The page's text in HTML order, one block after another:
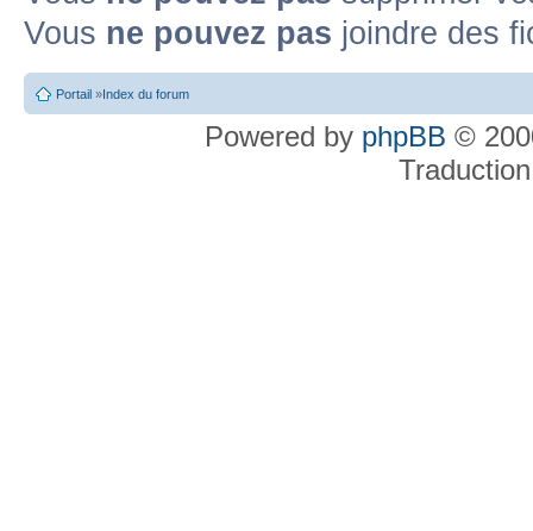
Vous ne pouvez pas joindre des
Portail »Index du forum
Powered by phpBB ©